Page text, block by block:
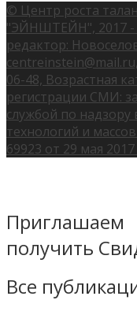
© Центр роста
"ЭЙНШТЕЙН", 2017 -
редактор:
06-48, Возрастная
регистрации СМИ:
службой по
технологий и
69923 от 29 мая
получить
Все